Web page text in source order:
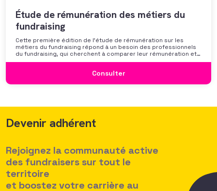
Étude de rémunération des métiers du
fundraising
Cette première édition de l’étude de rémunération sur les
métiers du fundraising répond à un besoin des professionnels
du fundraising, qui cherchent à comparer leur rémunération et à
se positionner. Elle répond également à une préoccupation
des politiques salariales comme un enjeu majeur,
Consulter
Devenir adhérent
Rejoignez la communauté active
des fundraisers sur tout le
territoire
et boostez votre carrière au